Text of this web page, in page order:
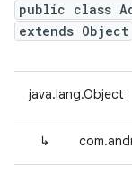
public class
extends Object
java.lang.Object
↳